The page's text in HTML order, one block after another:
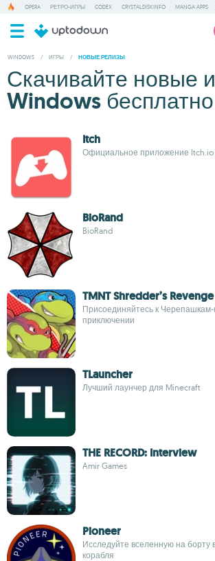
OPERA РЕТРО-ИГРЫ CODEX CRYSTALDISKINFO MANGA APPS
WINDOWS / ИГРЫ / НОВЫЕ РЕЛИЗЫ
Скачивайте новые
Windows бесплатно
Itch
Официальное приложение Itch.io
BioRand
BioRand
TMNT Shredder’s
Присоединяйтесь к
приключении
TLauncher
Лучший лаунчер для Minecraft
THE RECORD: Interview
Amir Games
Pioneer
Исследуйте вселенную на борту
корабля